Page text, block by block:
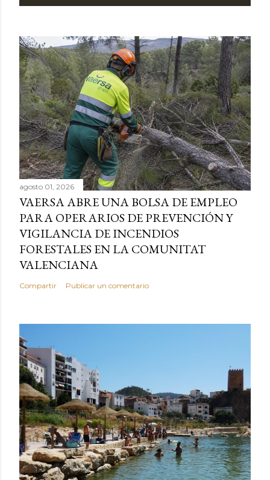
agosto 01, 2026
VAERSA ABRE UNA BOLSA DE EMPLEO
PARA OPERARIOS DE PREVENCIÓN Y
VIGILANCIA DE INCENDIOS
FORESTALES EN LA COMUNITAT
VALENCIANA
Compartir Publicar un comentario